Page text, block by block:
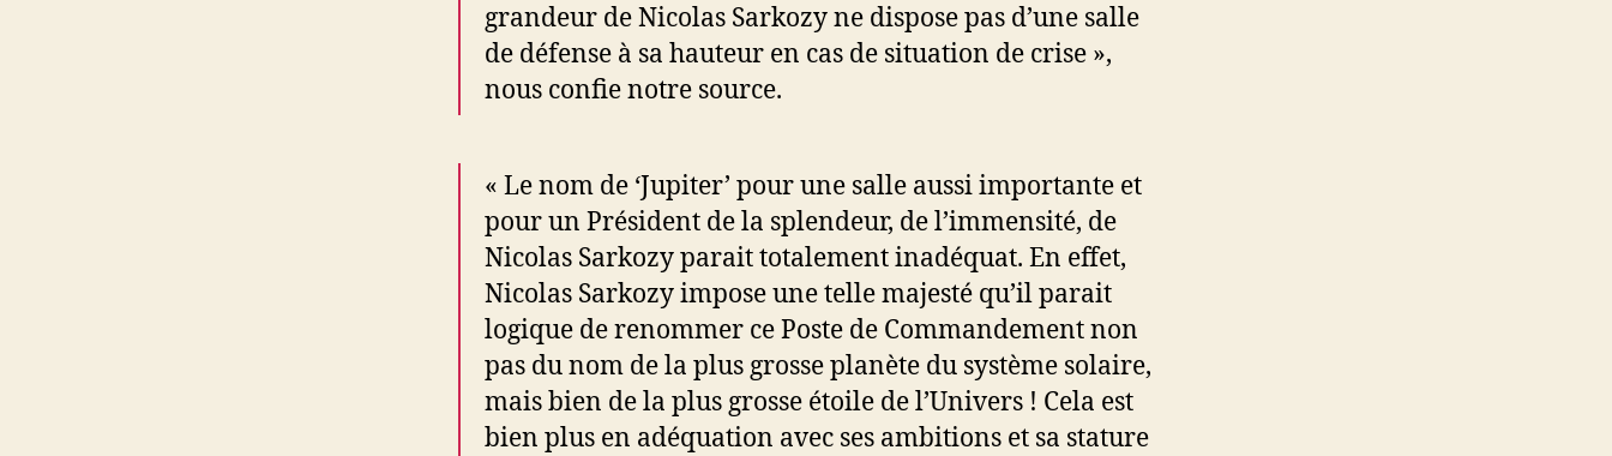
grandeur de Nicolas Sarkozy ne dispose pas d’une salle
de défense à sa hauteur en cas de situation de crise »,
nous confie notre source.
« Le nom de ‘Jupiter’ pour une salle aussi importante et
pour un Président de la splendeur, de l’immensité, de
Nicolas Sarkozy parait totalement inadéquat. En effet,
Nicolas Sarkozy impose une telle majesté qu’il parait
logique de renommer ce Poste de Commandement non
pas du nom de la plus grosse planète du système solaire,
mais bien de la plus grosse étoile de l’Univers ! Cela est
bien plus en adéquation avec ses ambitions et sa stature